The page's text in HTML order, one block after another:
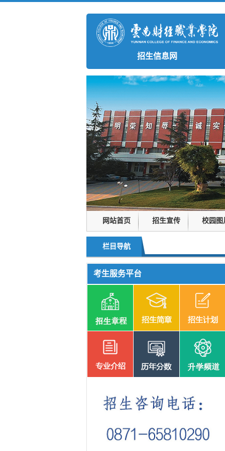
招生信息网
网站首页 招生宣传 校园图
升学频道
栏目导航
考生服务平台